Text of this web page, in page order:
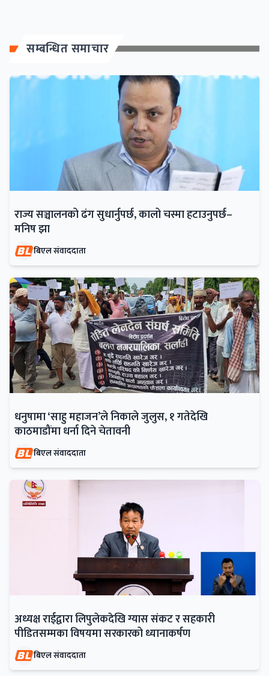
सम्बन्धित समाचार
राज्य सञ्चालनको ढंग सुधार्नुपर्छ, कालो चस्मा हटाउनुपर्छ–
मनिष झा
बिएल संवाददाता
धनुषामा ‘साहु महाजन’ले निकाले जुलुस, १ गतेदेखि
काठमाडौंमा धर्ना दिने चेतावनी
बिएल संवाददाता
अध्यक्ष राईद्वारा लिपुलेकदेखि ग्यास संकट र सहकारी
पीडितसम्मका विषयमा सरकारको ध्यानाकर्षण
बिएल संवाददाता